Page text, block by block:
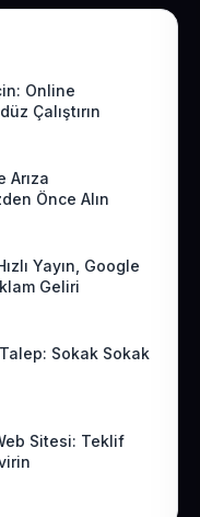
Online
Çalıştırın
Arıza
Önce Alın
Yayın, Google
Geliri
Sokak Sokak
Sitesi: Teklif